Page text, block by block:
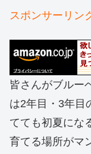
スポンサーリン
皆さんがブルー
は2年目・3年目
てても初夏にな
育てる場所がマ